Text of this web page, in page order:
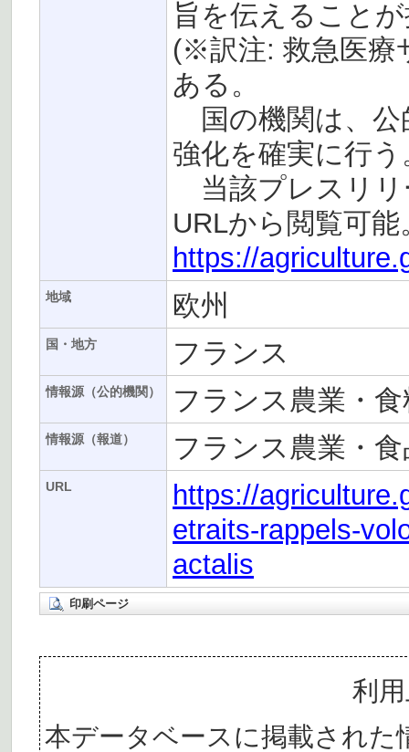
旨を伝えること
(※訳注: 救急医療
ある。
国の機関は、公
強化を確実に行う
当該プレスリリ
URLから閲覧可能
https://
地域 欧州
国・地方 フランス
情報源（公的機関） フランス農業・
情報源（報道） フランス農業・
URL
https://
etraits-rappels-
actalis
印刷ページ
利
本データベースに掲載された